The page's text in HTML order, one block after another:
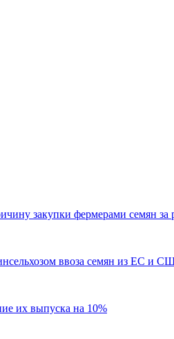
закупки фермерами семян за
ввоза семян из ЕС и
их выпуска на 10%